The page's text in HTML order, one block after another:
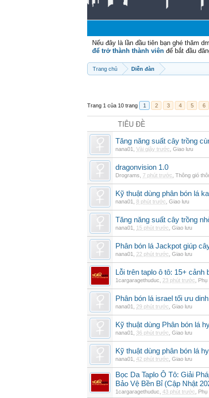
Nếu đây là lần đầu tiên bạn ghé thăm
để trở thành thành viên để bắt đầu
Trang chủ Diễn đàn
Trang 1 của 10 trang 1 2 3 4 5 6
TIÊU ĐỀ
Tăng năng suất cây trồng
nana01 Vài giây trước Giao lưu
dragonvision 1.0
Drograms 7 phút trước Thông gió
Kỹ thuật dùng phân bón lá
nana01 8 phút trước Giao lưu
Tăng năng suất cây trồng
nana01 15 phút trước Giao lưu
Phân bón lá Jackpot giúp
nana01 22 phút trước Giao lưu
Lỗi trên taplo ô tô: 15+
1cargaragethuduc 23 phút trước Phụ
Phân bón lá israel tối ưu
nana01 29 phút trước Giao lưu
Kỹ thuật dùng Phân bón lá
nana01 36 phút trước Giao lưu
Kỹ thuật dùng phân bón lá
nana01 42 phút trước Giao lưu
Bọc Da Taplo Ô Tô: Giải
Bảo Vệ Bền Bỉ (Cập Nhật
1cargaragethuduc 43 phút trước Phụ